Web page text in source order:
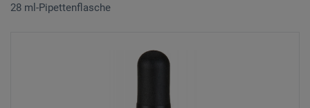
28 ml-Pipettenflasche